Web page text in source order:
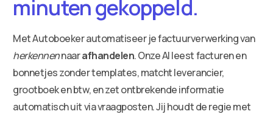
minuten gekoppeld.
Met Autoboeker automatiseer je factuurverwerking van
herkennennaarafhandelen. Onze AI leest facturen en
bonnetjes zonder templates, matcht leverancier,
grootboek en btw, en zet ontbrekende informatie
automatisch uit via vraagposten. Jij houdt de regie met